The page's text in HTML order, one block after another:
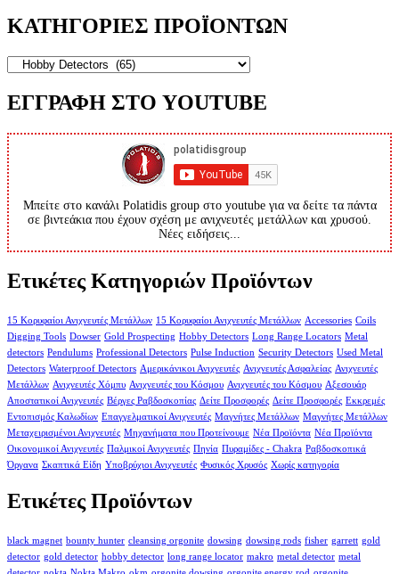
ΚΑΤΗΓΟΡΙΕΣ ΠΡΟΪΟΝΤΩΝ
ΕΓΓΡΑΦΗ ΣΤΟ YOUTUBE
Μπείτε στο κανάλι Polatidis group στο youtube για να δείτε τα πάντα
σε βιντεάκια που έχουν σχέση με ανιχνευτές μετάλλων και χρυσού.
Νέες ειδήσεις...
Ετικέτες Κατηγοριών Προϊόντων
15 Κορυφαίοι Ανιχνευτές Μετάλλων 15 Κορυφαίοι Ανιχνευτές Μετάλλων Accessories Coils
Digging Tools Dowser Gold Prospecting Hobby Detectors Long Range Locators Metal
detectors Pendulums Professional Detectors Pulse Induction Security Detectors Used Metal
Detectors Waterproof Detectors Αμερικάνικοι Ανιχνευτές Ανιχνευτές Ασφαλείας Ανιχνευτές
Μετάλλων Ανιχνευτές Χόμπυ Ανιχνευτές του Κόσμου Ανιχνευτές του Κόσμου Αξεσουάρ
Αποστατικοί Ανιχνευτές Βέργες Ραβδοσκοπίας Δείτε Προσφορές Δείτε Προσφορές Εκκρεμές
Εντοπισμός Καλωδίων Επαγγελματικοί Ανιχνευτές Μαγνήτες Μετάλλων Μαγνήτες Μετάλλων
Μεταχειρισμένοι Ανιχνευτές Μηχανήματα που Προτείνουμε Νέα Προϊόντα Νέα Προϊόντα
Οικονομικοί Ανιχνευτές Παλμικοί Ανιχνευτές Πηνία Πυραμίδες - Chakra Ραβδοσκοπικά
Όργανα Σκαπτικά Είδη Υποβρύχιοι Ανιχνευτές Φυσικός Χρυσός Χωρίς κατηγορία
Ετικέτες Προϊόντων
black magnet bounty hunter cleansing orgonite dowsing dowsing rods fisher garrett gold
detector gold detector hobby detector long range locator makro metal detector metal